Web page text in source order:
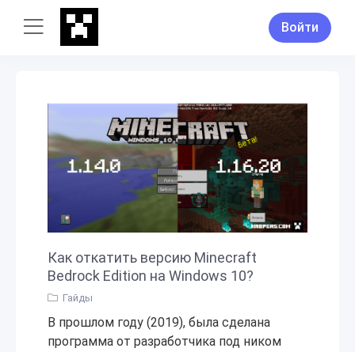
Войти
Как откатить версию Minecraft
Bedrock Edition на Windows 10?
Гайды
В прошлом году (2019), была сделана
программа от разработчика под ником